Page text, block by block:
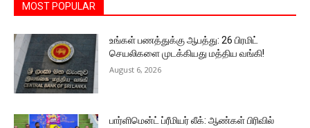
MOST POPULAR
உங்கள் பணத்துக்கு ஆபத்து: 26 பிரமிட்
செயலிகளை முடக்கியது மத்திய வங்கி!
August 6, 2026
பார்ளிமென்ட் ப்ரீமியர் லீக்: ஆண்கள் பிரிவில்